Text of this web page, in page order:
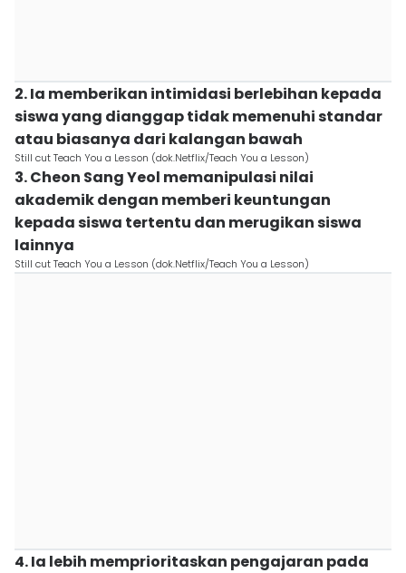
2. Ia memberikan intimidasi berlebihan kepada
siswa yang dianggap tidak memenuhi standar
atau biasanya dari kalangan bawah
Still cut Teach You a Lesson (dok.Netflix/Teach You a Lesson)
3. Cheon Sang Yeol memanipulasi nilai
akademik dengan memberi keuntungan
kepada siswa tertentu dan merugikan siswa
lainnya
Still cut Teach You a Lesson (dok.Netflix/Teach You a Lesson)
4. Ia lebih memprioritaskan pengajaran pada